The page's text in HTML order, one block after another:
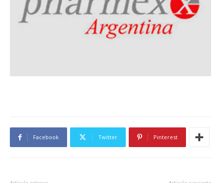
Facebook Twitter Pinterest